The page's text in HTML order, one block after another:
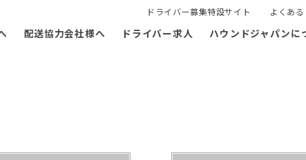
ドライバー募集特設サイト よくあ
配送協力会社様へ ドライバー求人 ハウンドジャパンに